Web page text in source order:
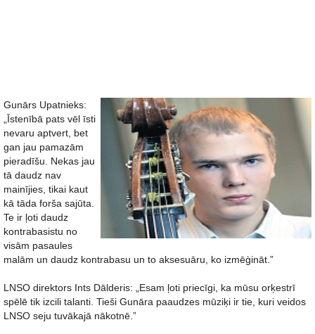
Gunārs Upatnieks:
„Īstenībā pats vēl īsti
nevaru aptvert, bet
gan jau pamazām
pieradīšu. Nekas jau
tā daudz nav
mainījies, tikai kaut
kā tāda forša sajūta.
Te ir ļoti daudz
kontrabasistu no
visām pasaules
malām un daudz kontrabasu un to aksesuāru, ko izmēģināt.”
LNSO direktors Ints Dālderis: „Esam ļoti priecīgi, ka mūsu orķestrī
spēlē tik izcili talanti. Tieši Gunāra paaudzes mūziķi ir tie, kuri veidos
LNSO seju tuvākajā nākotnē.”